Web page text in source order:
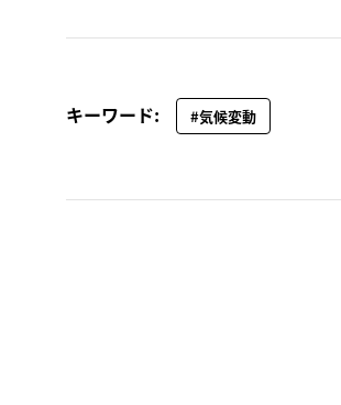
キーワード: #気候変動